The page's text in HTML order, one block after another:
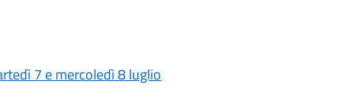
7 e mercoledì 8 luglio